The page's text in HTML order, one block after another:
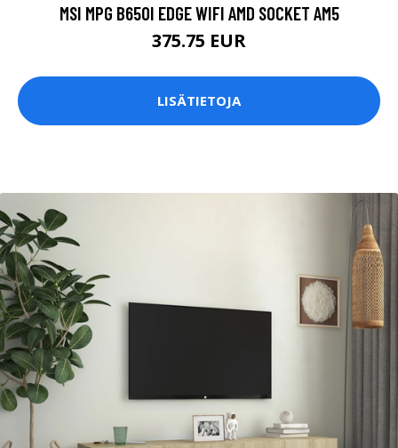
MSI MPG B650I EDGE WIFI AMD SOCKET AM5
375.75 EUR
LISÄTIETOJA